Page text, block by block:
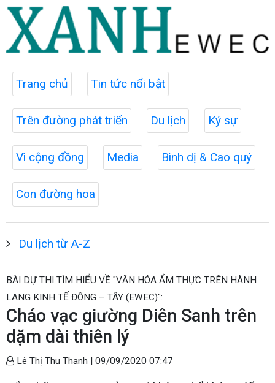
Trang chủ Tin tức nổi bật
Trên đường phát triển Du lịch Ký sự
Vì cộng đồng Media Bình dị & Cao quý
Con đường hoa
Du lịch từ A-Z
BÀI DỰ THI TÌM HIỂU VỀ "VĂN HÓA ẨM THỰC TRÊN HÀNH
LANG KINH TẾ ĐÔNG – TÂY (EWEC)":
Cháo vạc giường Diên Sanh trên
dặm dài thiên lý
Lê Thị Thu Thanh | 09/09/2020 07:47